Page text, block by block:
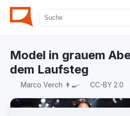
Model in grauem
dem Laufsteg
Marco Verch 👨‍🍳· CC-BY 2.0